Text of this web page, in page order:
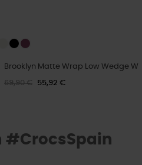
Brooklyn Matte Wrap Low Wedge W
69,90 € 55,92 €
#CrocsSpain